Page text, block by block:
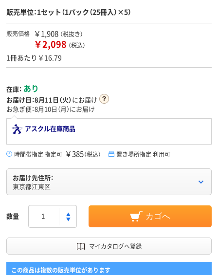
販売単位：1セット（1パック（25冊入）×5）
販売価格 ￥1,908 （税抜き）
￥2,098 （税込）
1冊あたり￥16.79
在庫： あり
お届け日：8月11日（火）にお届け
お急ぎ便：8月10日（月）にお届け
アスクル在庫商品
時間帯指定 指定可 ￥385（税込） 置き場所指定 利用可
お届け先住所：
東京都江東区
数量 カゴへ
マイカタログへ登録
この商品は複数の販売単位があります